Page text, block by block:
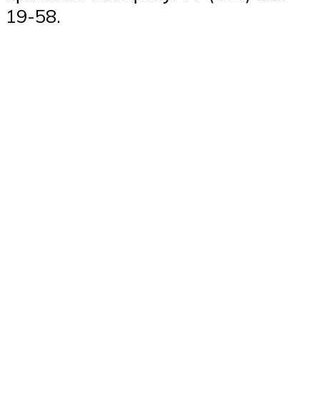
19-58.